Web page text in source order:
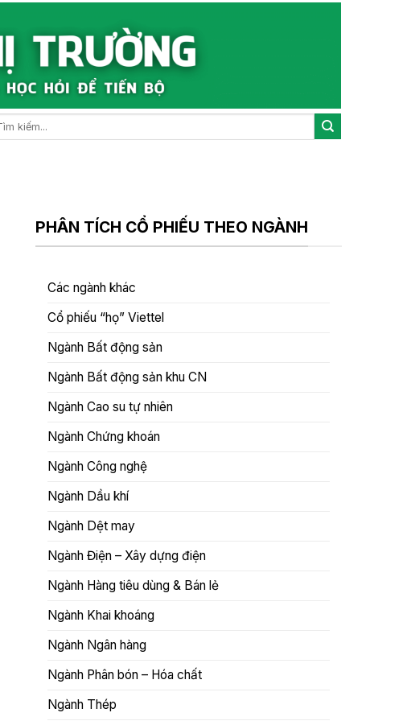
PHÂN TÍCH CỔ PHIẾU THEO NGÀNH
Các ngành khác
Cổ phiếu “họ” Viettel
Ngành Bất động sản
Ngành Bất động sản khu CN
Ngành Cao su tự nhiên
Ngành Chứng khoán
Ngành Công nghệ
Ngành Dầu khí
Ngành Dệt may
Ngành Điện – Xây dựng điện
Ngành Hàng tiêu dùng & Bán lẻ
Ngành Khai khoáng
Ngành Ngân hàng
Ngành Phân bón – Hóa chất
Ngành Thép